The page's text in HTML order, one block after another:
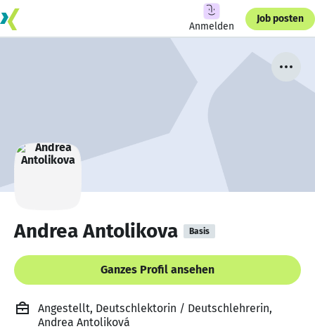
Anmelden
Job posten
Andrea Antolikova Basis
Ganzes Profil ansehen
Angestellt, Deutschlektorin / Deutschlehrerin,
Andrea Antoliková